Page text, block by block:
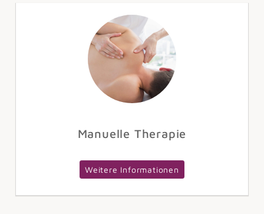
Manuelle Therapie
Weitere Informationen